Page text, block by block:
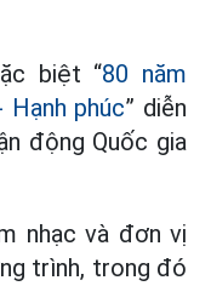
biệt “80 năm
phúc” diễn
động Quốc gia
nhạc và đơn vị
trình, trong đó